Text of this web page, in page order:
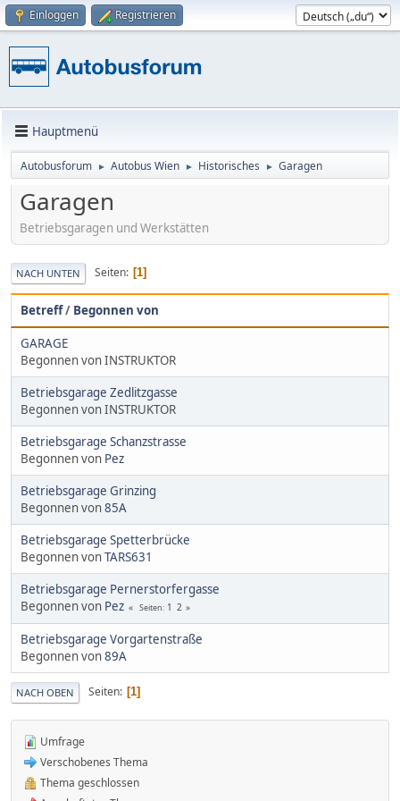
Einloggen Registrieren
Hauptmenü
Autobusforum ► Autobus Wien ► Historisches ► Garagen
Garagen
Betriebsgaragen und Werkstätten
NACH UNTEN Seiten 1
Betreff/ Begonnen von
GARAGE
Begonnen von INSTRUKTOR
Betriebsgarage Zedlitzgasse
Begonnen von INSTRUKTOR
Betriebsgarage Schanzstrasse
Begonnen von Pez
Betriebsgarage Grinzing
Begonnen von85A
Betriebsgarage Spetterbrücke
Begonnen vonTARS631
Betriebsgarage Pernerstorfergasse
Begonnen von Pez Seiten 1 2
Betriebsgarage Vorgartenstraße
Begonnen von89A
NACH OBEN Seiten 1
Umfrage
Verschobenes Thema
Thema geschlossen